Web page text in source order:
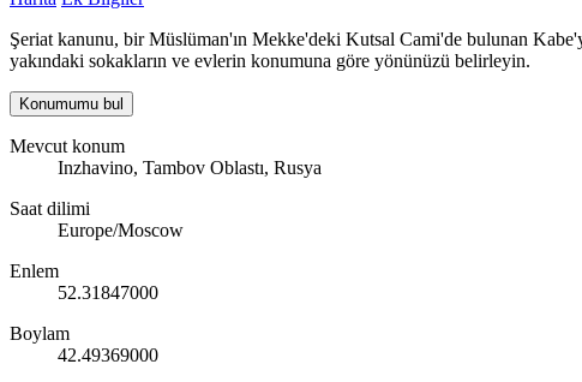
Şeriat kanunu, bir Müslüman'ın Mekke'deki Kutsal Cami'de bulunan
yakındaki sokakların ve evlerin konumuna göre yönünüzü belirleyin.
Konumumu bul
Mevcut konum
Inzhavino, Tambov Oblastı, Rusya
Saat dilimi
Europe/Moscow
Enlem
52.31847000
Boylam
42.49369000